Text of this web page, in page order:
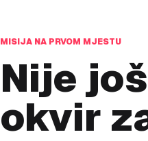
MISIJA NA PRVOM MJESTU
Nije
okvir